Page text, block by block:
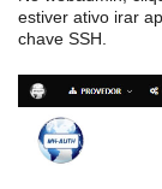
estiver ativo irar
chave SSH.